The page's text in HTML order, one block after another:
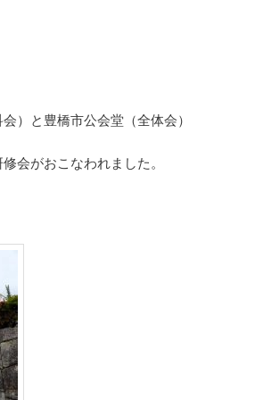
）と豊橋市公会堂（全体会）
会がおこなわれました。